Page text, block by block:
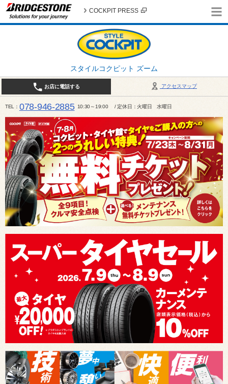
スタイルコクピット ズーム
COCKPIT PRESS
アクセスマップ
お店に電話する
TEL 078-946-2885 10:30～19:00 / 定休日：火曜日 水曜日